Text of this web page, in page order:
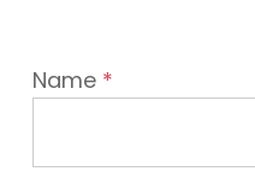
Name *